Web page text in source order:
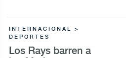
INTERNACIONAL >
DEPORTES
Los Rays barren a